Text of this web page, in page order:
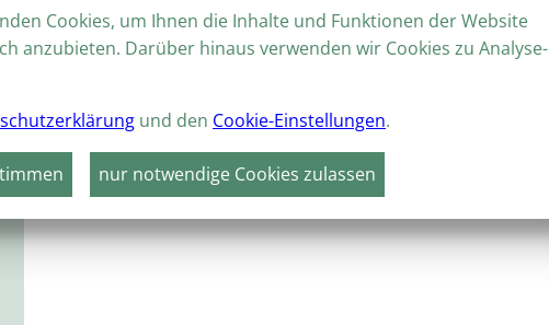
Cookies, um Ihnen die Inhalte und Funktionen der Website
anzubieten. Darüber hinaus verwenden wir Cookies zu Analyse-
und den Cookie-Einstellungen.
nur notwendige Cookies zulassen